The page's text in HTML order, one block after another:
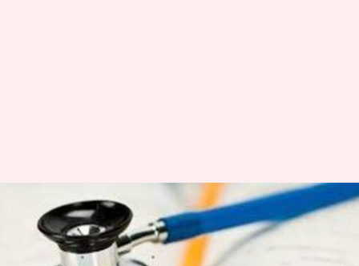
मेडिकल के छात्रों को मिलती हैं ये पांच
छात्रवृत्तियां, यहां से जानें
मोना दीक्षित Feb 15, 2019 09:40 pm